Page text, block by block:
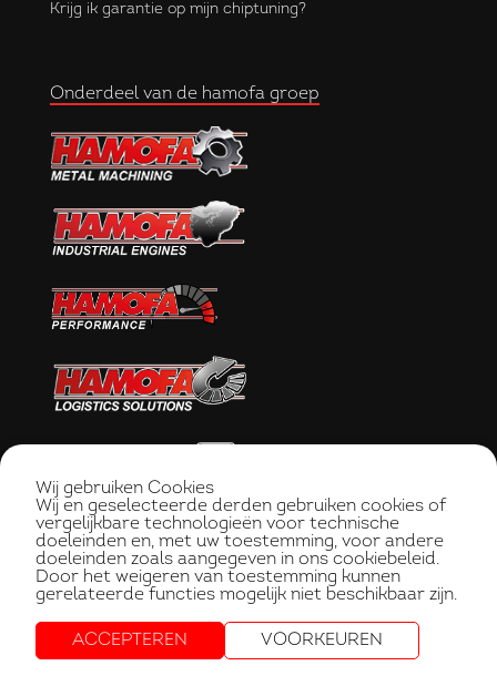
Wij gebruiken Cookies
Wij en geselecteerde derden gebruiken cookies of
vergelijkbare technologieën voor technische
doeleinden en, met uw toestemming, voor andere
doeleinden zoals aangegeven in ons cookiebeleid.
Door het weigeren van toestemming kunnen
gerelateerde functies mogelijk niet beschikbaar zijn.
ACCEPTEREN VOORKEUREN
Krijg ik garantie op mijn chiptuning?
Onderdeel van de hamofa groep